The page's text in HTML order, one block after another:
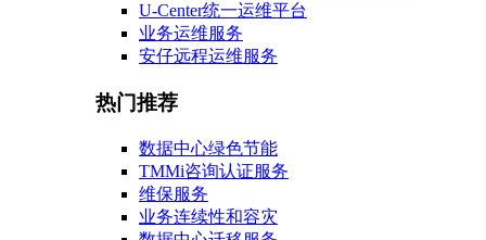
U-Center统一运维平台
业务运维服务
安仔远程运维服务
热门推荐
数据中心绿色节能
TMMi咨询认证服务
维保服务
业务连续性和容灾